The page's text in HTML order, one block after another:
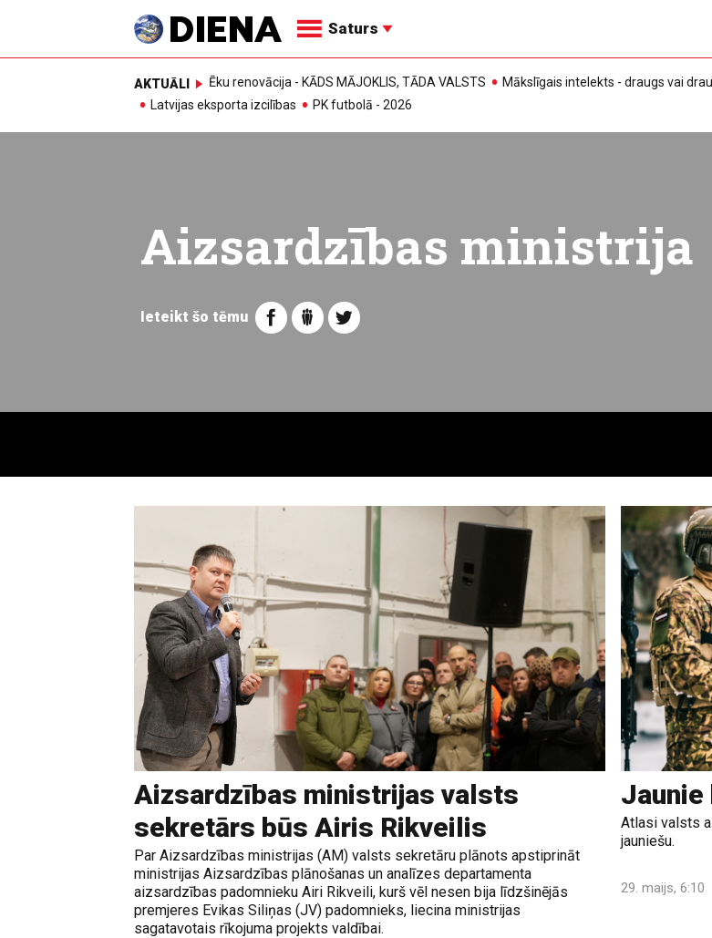
Saturs
AKTUĀLI Ēku renovācija - KĀDS MĀJOKLIS, TĀDA VALSTS
Mākslīgais intelekts - draugs vai
Latvijas eksporta izcilības
PK futbolā - 2026
Aizsardzības ministrija
Ieteikt šo tēmu
Aizsardzības ministrijas valsts
sekretārs būs Airis Rikveilis
Par Aizsardzības ministrijas (AM) valsts sekretāru plānots apstiprināt
ministrijas Aizsardzības plānošanas un analīzes departamenta
aizsardzības padomnieku Airi Rikveili, kurš vēl nesen bija līdzšinējās
premjeres Evikas Siliņas (JV) padomnieks, liecina ministrijas
sagatavotais rīkojuma projekts valdībai.
Jaunie
Atlasi valsts
jauniešu.
29. maijs, 6:10